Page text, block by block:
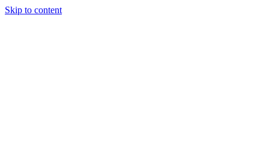
Skip to content